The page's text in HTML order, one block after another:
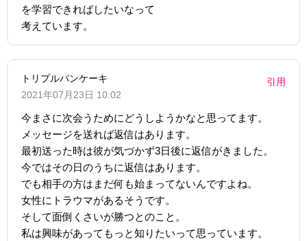
を学習できればしたいなって
考えています。
トリプルパンケーキ
2021年07月23日 10:02
引用
今まさに次会うためにどうしようかなと思ってます。
メッセージを送れば返信はあります。
最初送った時は彼が気づかず3日後に返信がきました。
今ではその日のうちに返信はあります。
でも相手の方はまだ何も始まってないんですよね。
女性にトラウマがあるそうです。
そして面倒くさいが勝つとのこと。
私は興味があってもっと知りたいって思っています。